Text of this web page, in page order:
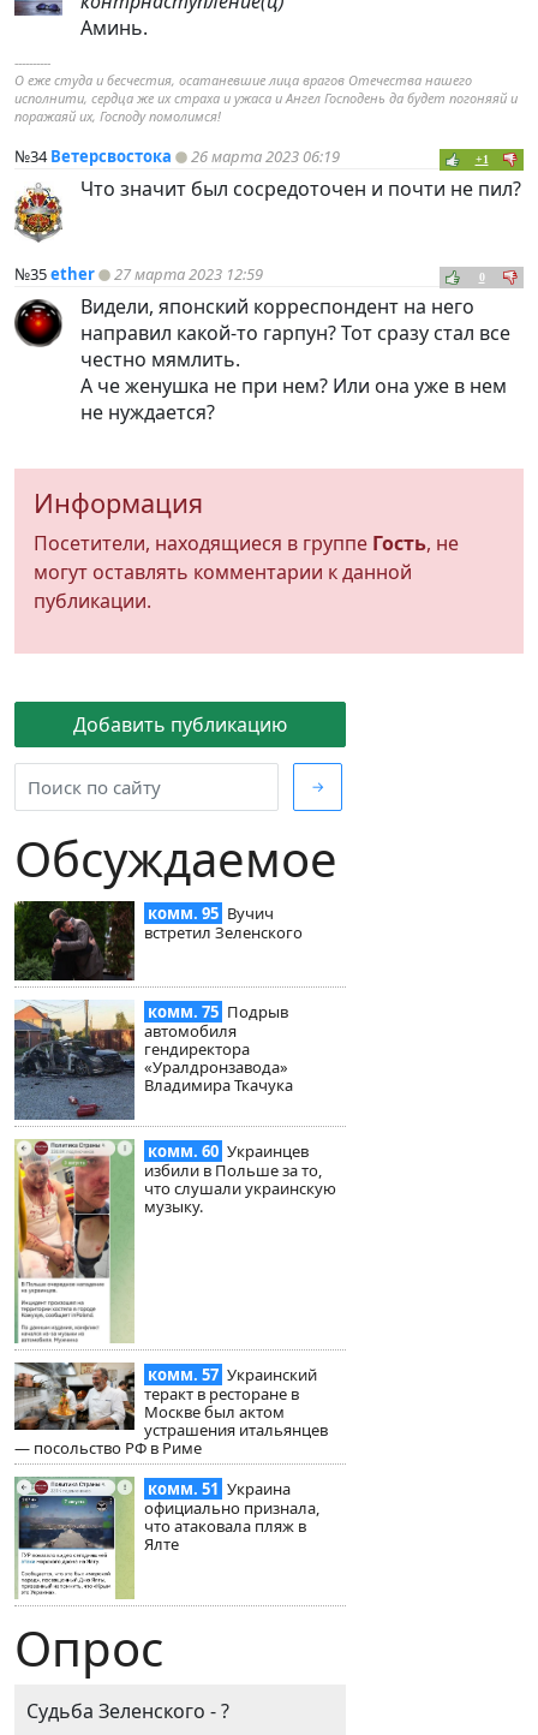
Добавить публикацию
→
Обсуждаемое
комм. 95 Вучич
встретил Зеленского
комм. 75 Подрыв
автомобиля
гендиректора
«Уралдронзавода»
Владимира Ткачука
комм. 60 Украинцев
избили в Польше за то,
что слушали украинскую
музыку.
комм. 57 Украинский
теракт в ресторане в
Москве был актом
устрашения итальянцев
— посольство РФ в Риме
комм. 51 Украина
официально признала,
что атаковала пляж в
Ялте
Опрос
Судьба Зеленского - ?
Аминь.
----------
О еже студа и бесчестия, осатаневшие лица врагов Отечества нашего
исполнити, сердца же их страха и ужаса и Ангел Господень да будет погоняяй и
поражаяй их, Господу помолимся!
№34Ветерсвостока 26 марта 2023 06:19 +1
Что значит был сосредоточен и почти не пил?
№35ether 27 марта 2023 12:59 0
Видели, японский корреспондент на него
направил какой-то гарпун? Тот сразу стал все
честно мямлить.
А че женушка не при нем? Или она уже в нем
не нуждается?
Информация
Посетители, находящиеся в группе Гость, не
могут оставлять комментарии к данной
публикации.